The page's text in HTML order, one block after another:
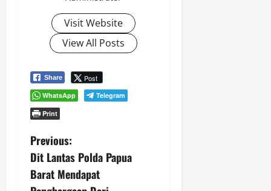
Visit Website
View All Posts
Share Post
WhatsApp
Telegram
Print
P
o
Previous:
Dit Lantas Polda Papua
Barat Mendapat